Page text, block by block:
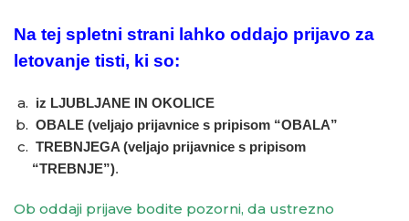
Na tej spletni strani lahko oddajo prijavo za
letovanje tisti, ki so:
iz LJUBLJANE IN OKOLICE
OBALE (veljajo prijavnice s pripisom “OBALA”
TREBNJEGA (veljajo prijavnice s pripisom
“TREBNJE”).
Ob oddaji prijave bodite pozorni, da ustrezno